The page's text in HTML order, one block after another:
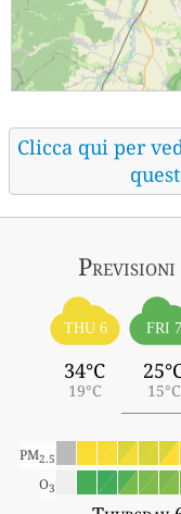
Clicca qui per
THU 6
34°C
19°C
FRI 7
15°C
PM2.5
O3